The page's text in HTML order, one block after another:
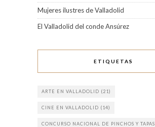
Mujeres ilustres de Valladolid
El Valladolid del conde Ansúrez
ETIQUETAS
ARTE EN VALLADOLID (21)
CINE EN VALLADOLID (14)
CONCURSO NACIONAL DE PINCHOS Y TAPAS